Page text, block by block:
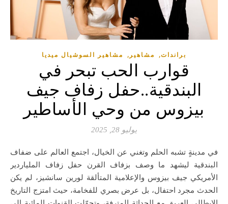
براندات, مشاهير , مشاهير السوشيال ميديا
قوارب الحب تبحر في
البندقية..حفل زفاف جيف
بيزوس من وحي الأساطير
يوليو 28, 2025
في مدينةٍ تشبه الحلم وتغني عن الخيال، اجتمع العالم على ضفاف
البندقية ليشهد ما وصف بزفاف القرن حفل زفاف الملياردير
الأمريكي جيف بيزوس والإعلامية المتألقة لورين سانشيز، لم يكن
الحدث مجرد احتفال، بل عرض بصري للفخامة، حيث امتزج التاريخ